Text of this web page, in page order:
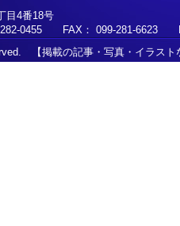
目4番18号
0455 FAX： 099-281-6623
【掲載の記事・写真・イラスト